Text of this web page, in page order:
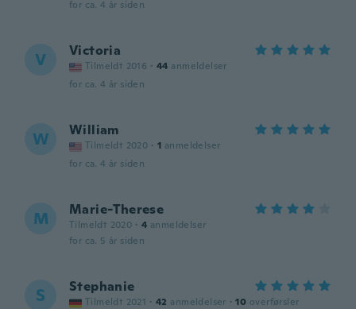
for ca. 4 år siden
V Victoria
Tilmeldt 2016 · 44 anmeldelser
for ca. 4 år siden
W William
Tilmeldt 2020 · 1 anmeldelser
for ca. 4 år siden
M Marie-Therese
Tilmeldt 2020 · 4 anmeldelser
for ca. 5 år siden
S Stephanie
Tilmeldt 2021 · 42 anmeldelser · 10 overførsler